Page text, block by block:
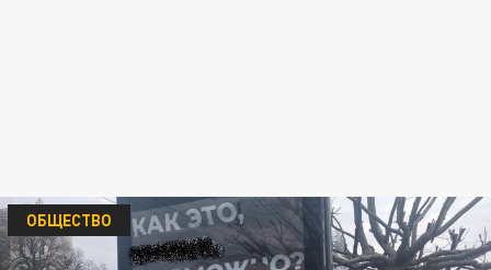
ОБЩЕСТВО